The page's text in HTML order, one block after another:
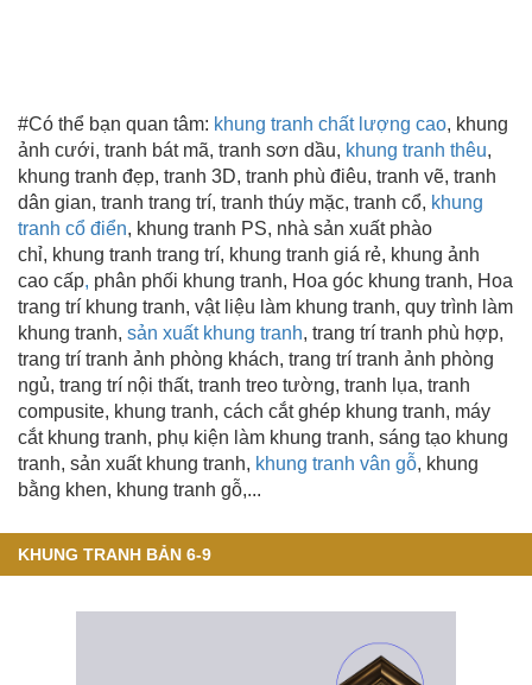
#Có thể bạn quan tâm: khung tranh chất lượng cao, khung
ảnh cưới, tranh bát mã, tranh sơn dầu, khung tranh thêu,
khung tranh đẹp, tranh 3D, tranh phù điêu, tranh vẽ, tranh
dân gian, tranh trang trí, tranh thúy mặc, tranh cổ, khung
tranh cổ điển, khung tranh PS, nhà sản xuất phào
chỉ, khung tranh trang trí, khung tranh giá rẻ, khung ảnh
cao cấp, phân phối khung tranh, Hoa góc khung tranh, Hoa
trang trí khung tranh, vật liệu làm khung tranh, quy trình làm
khung tranh, sản xuất khung tranh, trang trí tranh phù hợp,
trang trí tranh ảnh phòng khách, trang trí tranh ảnh phòng
ngủ, trang trí nội thất, tranh treo tường, tranh lụa, tranh
compusite, khung tranh, cách cắt ghép khung tranh, máy
cắt khung tranh, phụ kiện làm khung tranh, sáng tạo khung
tranh, sản xuất khung tranh, khung tranh vân gỗ, khung
bằng khen, khung tranh gỗ,...
KHUNG TRANH BẢN 6-9